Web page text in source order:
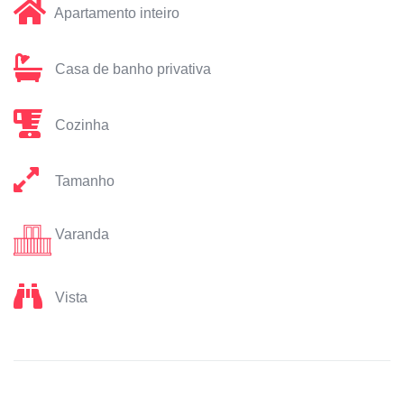
Apartamento inteiro
Casa de banho privativa
Cozinha
Tamanho
Varanda
Vista